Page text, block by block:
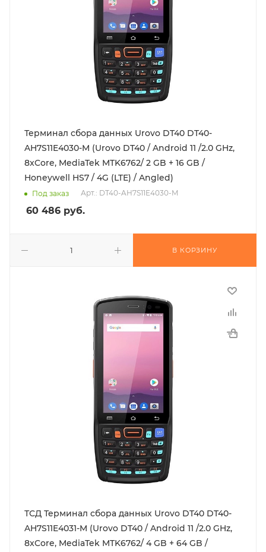
Терминал сбора данных Urovo DT40 DT40-
AH7S11E4030-M (Urovo DT40 / Android 11 /2.0 GHz,
8xCore, MediaTek MTK6762/ 2 GB + 16 GB /
Honeywell HS7 / 4G (LTE) / Angled)
Под заказ Арт.: DT40-AH7S11E4030-M
60 486 руб.
В КОРЗИНУ
ТСД Терминал сбора данных Urovo DT40 DT40-
AH7S11E4031-M (Urovo DT40 / Android 11 /2.0 GHz,
8xCore, MediaTek MTK6762/ 4 GB + 64 GB /